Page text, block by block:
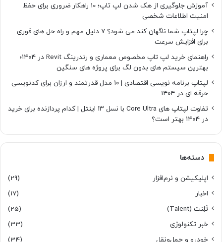
آموزش جلوگیری از هک شدن لپ تاپ؛ 10 راهکار ضروری برای حفظ
امنیت اطلاعات شخصی
چرا لپتاپ شما ناگهان کند می شود؟ ۷ دلیل مهم و راه حل های فوری
برای افزایش سرعت
راهنمای خرید لپ تاپ مخصوص معماری و رندرینگ Revit در ۱۴۰۴؛
بهترین سیستم های بدون لگ برای پروژه های سنگین
لپتاپ برنامه نویسی اقتصادی | ۱۰ مدل قدرتمند و ارزان برای کدنویسی
حرفه ای در ۱۴۰۴
تفاوت لپتاپ های Core Ultra با نسل ۱۳ اینتل | کدام پردازنده برای خرید
در ۱۴۰۴ بهتر است؟
دسته‌ها
اپلیکیشن و نرم‌افزار
(29)
اخبار
(17)
تَلِنت (Talent)
(25)
خبر تکنولوژی
(33)
خودرو و حمل‌و‌نقل
(34)